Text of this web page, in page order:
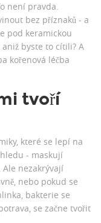
není pravda.
bez příznaků - a
pod keramickou
byste to cítili? A
kořenová léčba
tvoří
které se lepí na
- maskují
nezakrývají
nebo pokud se
bakterie se
se začne tvořit